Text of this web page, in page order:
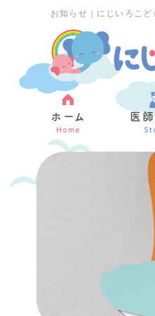
お知らせ｜にじいろこ
ホーム
Home
医